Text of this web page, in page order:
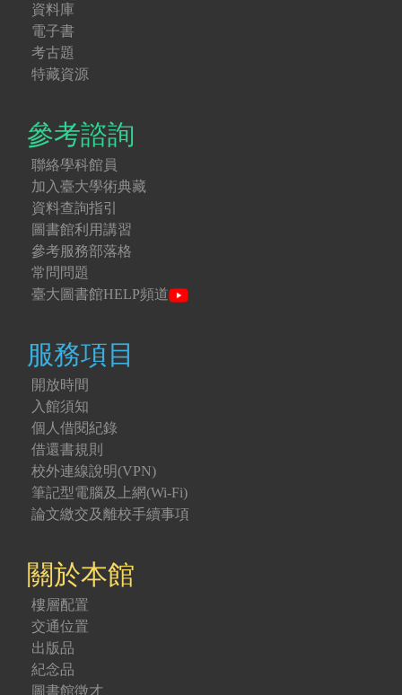
資料庫
電子書
考古題
特藏資源
參考諮詢
聯絡學科館員
加入臺大學術典藏
資料查詢指引
圖書館利用講習
參考服務部落格
常問問題
臺大圖書館HELP頻道
服務項目
開放時間
入館須知
個人借閱紀錄
借還書規則
校外連線說明(VPN)
筆記型電腦及上網(Wi-Fi)
論文繳交及離校手續事項
關於本館
樓層配置
交通位置
出版品
紀念品
圖書館徵才